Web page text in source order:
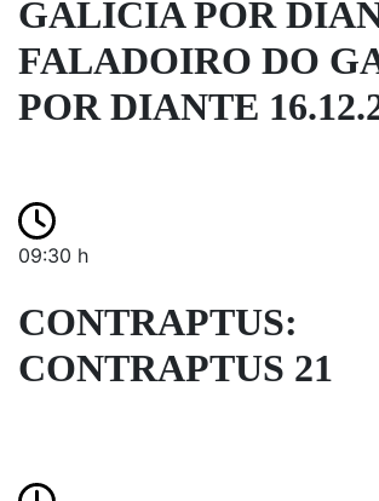
GALICIA POR
FALADOIRO DO
POR DIANTE
09:30 h
CONTRAPTUS:
CONTRAPTUS 21